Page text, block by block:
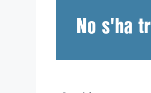
No s'ha